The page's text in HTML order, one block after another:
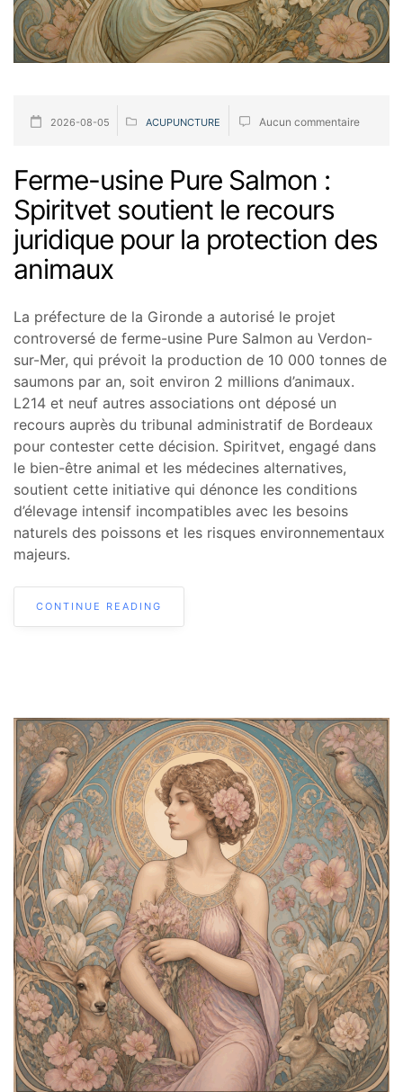
2026-08-05 ACUPUNCTURE Aucun commentaire
Ferme-usine Pure Salmon :
Spiritvet soutient le recours
juridique pour la protection des
animaux
La préfecture de la Gironde a autorisé le projet
controversé de ferme-usine Pure Salmon au Verdon-
sur-Mer, qui prévoit la production de 10 000 tonnes de
saumons par an, soit environ 2 millions d’animaux.
L214 et neuf autres associations ont déposé un
recours auprès du tribunal administratif de Bordeaux
pour contester cette décision. Spiritvet, engagé dans
le bien-être animal et les médecines alternatives,
soutient cette initiative qui dénonce les conditions
d’élevage intensif incompatibles avec les besoins
naturels des poissons et les risques environnementaux
majeurs.
CONTINUE READING